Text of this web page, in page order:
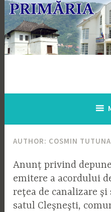
Skip
to
content
AUTHOR: COSMIN
Anunț privind
emitere a acordului
reţea de canalizare
satul Cleşneşti,